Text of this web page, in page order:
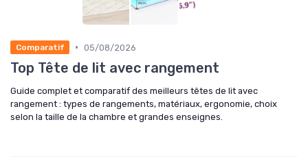
Comparatif • 05/08/2026
Top Tête de lit avec rangement
Guide complet et comparatif des meilleurs têtes de lit avec
rangement : types de rangements, matériaux, ergonomie, choix
selon la taille de la chambre et grandes enseignes.